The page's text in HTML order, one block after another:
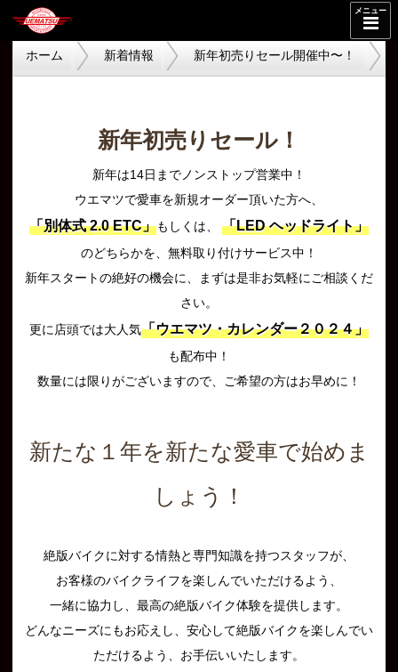
メニュー
ホーム 新着情報 新年初売りセール開催中〜！
新年初売りセール！
新年は14日までノンストップ営業中！
ウエマツで愛車を新規オーダー頂いた方へ、
「別体式 2.0 ETC」もしくは、 「LED ヘッドライト」
のどちらかを、無料取り付けサービス中！
新年スタートの絶好の機会に、まずは是非お気軽にご相談くだ
さい。
更に店頭では大人気「ウエマツ・カレンダー２０２４」
も配布中！
数量には限りがございますので、ご希望の方はお早めに！
新たな１年を新たな愛車で始めま
しょう！
絶版バイクに対する情熱と専門知識を持つスタッフが、
お客様のバイクライフを楽しんでいただけるよう、
一緒に協力し、最高の絶版バイク体験を提供します。
どんなニーズにもお応えし、安心して絶版バイクを楽しんでい
ただけるよう、お手伝いいたします。